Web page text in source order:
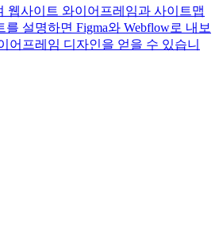
웹사이트 와이어프레임과 사이트맵
설명하면 Figma와 Webflow로 내보
어프레임 디자인을 얻을 수 있습니